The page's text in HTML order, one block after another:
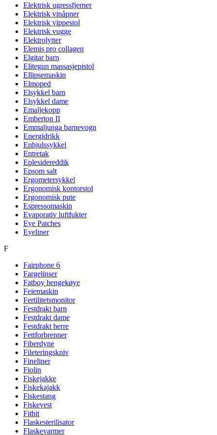
Elektrisk ugressfjerner
Elektrisk vinåpner
Elektrisk vippestol
Elektrisk vugge
Elektrolytter
Elemis pro collagen
Elgitar barn
Elitegun massasjepistol
Ellipsemaskin
Elmoped
Elsykkel barn
Elsykkel dame
Emaljekopp
Emberton II
Emmaljunga barnevogn
Energidrikk
Enhjulssykkel
Entretak
Eplesidereddik
Epsom salt
Ergometersykkel
Ergonomisk kontorstol
Ergonomisk pute
Espressomaskin
Evaporativ luftfukter
Eye Patches
Eyeliner
F
Fairphone 6
Fargelinser
Fatboy hengekøye
Feiemaskin
Fertilitetsmonitor
Festdrakt barn
Festdrakt dame
Festdrakt herre
Fettforbrenner
Fiberdyne
Fileteringskniv
Fineliner
Fiolin
Fiskejakke
Fiskekajakk
Fiskestang
Fiskevest
Fitbit
Flaskesterilisator
Flaskevarmer